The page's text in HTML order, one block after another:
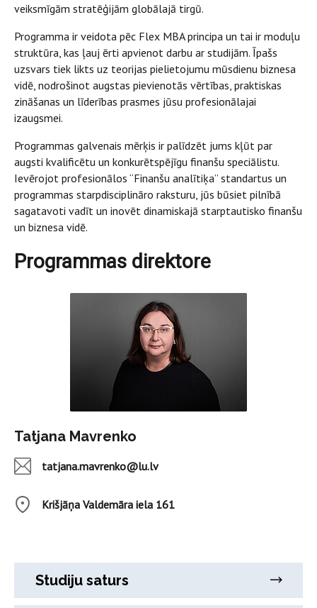
veiksmīgām stratēģijām globālajā tirgū.
Programma ir veidota pēc Flex MBA principa un tai ir moduļu
struktūra, kas ļauj ērti apvienot darbu ar studijām. Īpašs
uzsvars tiek likts uz teorijas pielietojumu mūsdienu biznesa
vidē, nodrošinot augstas pievienotās vērtības, praktiskas
zināšanas un līderības prasmes jūsu profesionālajai
izaugsmei.
Programmas galvenais mērķis ir palīdzēt jums kļūt par
augsti kvalificētu un konkurētspējīgu finanšu speciālistu.
Ievērojot profesionālos “Finanšu analītiķa” standartus un
programmas starpdisciplināro raksturu, jūs būsiet pilnībā
sagatavoti vadīt un inovēt dinamiskajā starptautisko finanšu
un biznesa vidē.
Programmas direktore
Tatjana Mavrenko
tatjana.mavrenko@lu.lv
Krišjāņa Valdemāra iela 161
Studiju saturs